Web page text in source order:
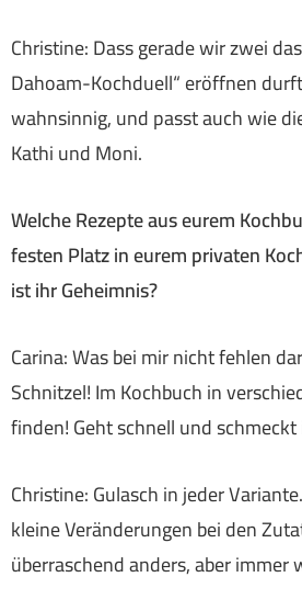
Christine: Dass gerade wir zwei
Dahoam-Kochduell“ eröffnen
wahnsinnig, und passt auch wie
Kathi und Moni.
Welche Rezepte aus eurem
festen Platz in eurem privaten
ist ihr Geheimnis?
Carina: Was bei mir nicht fehlen
Schnitzel! Im Kochbuch in
finden! Geht schnell und
Christine: Gulasch in jeder
kleine Veränderungen bei den
überraschend anders, aber immer